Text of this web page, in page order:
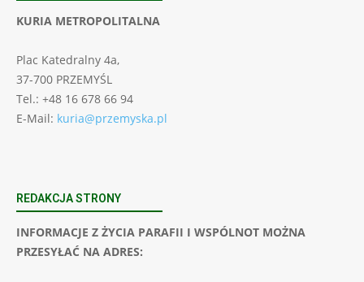
KURIA METROPOLITALNA
Plac Katedralny 4a,
37-700 PRZEMYŚL
Tel.: +48 16 678 66 94
E-Mail: kuria@przemyska.pl
REDAKCJA STRONY
INFORMACJE Z ŻYCIA PARAFII I WSPÓLNOT MOŻNA
PRZESYŁAĆ NA ADRES: